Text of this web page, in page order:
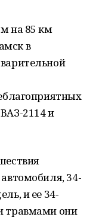
на 85 км
в
2114 и
34-
и ее 34-
травмами они